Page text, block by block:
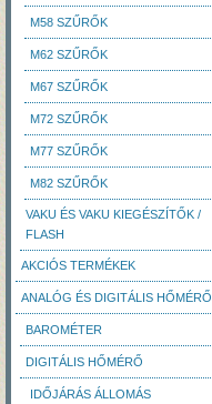
M58 SZŰRŐK
M62 SZŰRŐK
M67 SZŰRŐK
M72 SZŰRŐK
M77 SZŰRŐK
M82 SZŰRŐK
VAKU ÉS VAKU KIEGÉSZÍTŐK /
FLASH
AKCIÓS TERMÉKEK
ANALÓG ÉS DIGITÁLIS HŐMÉRŐ
BAROMÉTER
DIGITÁLIS HŐMÉRŐ
IDŐJÁRÁS ÁLLOMÁS